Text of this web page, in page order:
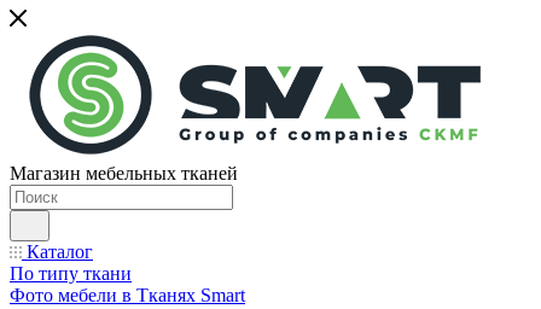
Магазин мебельных тканей
Каталог
По типу ткани
Фото мебели в Тканях Smart